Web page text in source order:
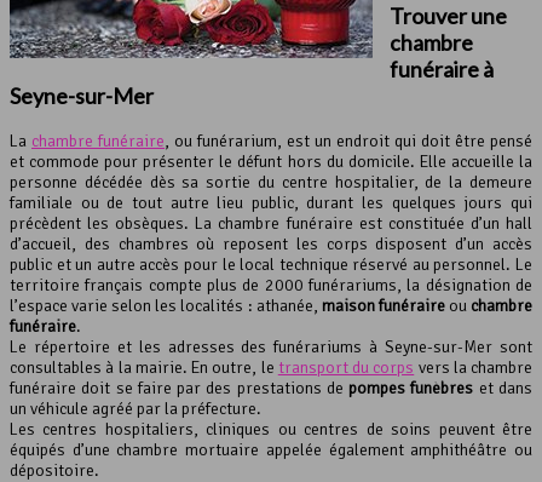
Trouver une
chambre
funéraireà
Seyne-sur-Mer
La chambre funéraire, ou funérarium, est un endroit qui doit être pensé
et commode pour présenter le défunt hors du domicile. Elle accueille la
personne décédée dès sa sortie du centre hospitalier, de la demeure
familiale ou de tout autre lieu public, durant les quelques jours qui
précèdent les obsèques. La chambre funéraire est constituée d’un hall
d’accueil, des chambres où reposent les corps disposent d’un accès
public et un autre accès pour le local technique réservé au personnel. Le
territoire français compte plus de 2000 funérariums, la désignation de
l’espace varie selon les localités : athanée, maison funéraireou chambre
funéraire.
Le répertoire et les adresses des funérariums à Seyne-sur-Mer sont
consultables à la mairie. En outre, le transport du corps vers la chambre
funéraire doit se faire par des prestations de pompes funèbres et dans
un véhicule agréé par la préfecture.
Les centres hospitaliers, cliniques ou centres de soins peuvent être
équipés d’une chambre mortuaire appelée également amphithéâtre ou
dépositoire.